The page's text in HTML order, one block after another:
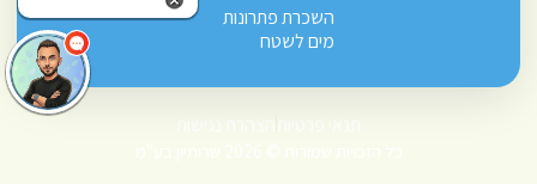
השכרת פתרונות
מים לשטח